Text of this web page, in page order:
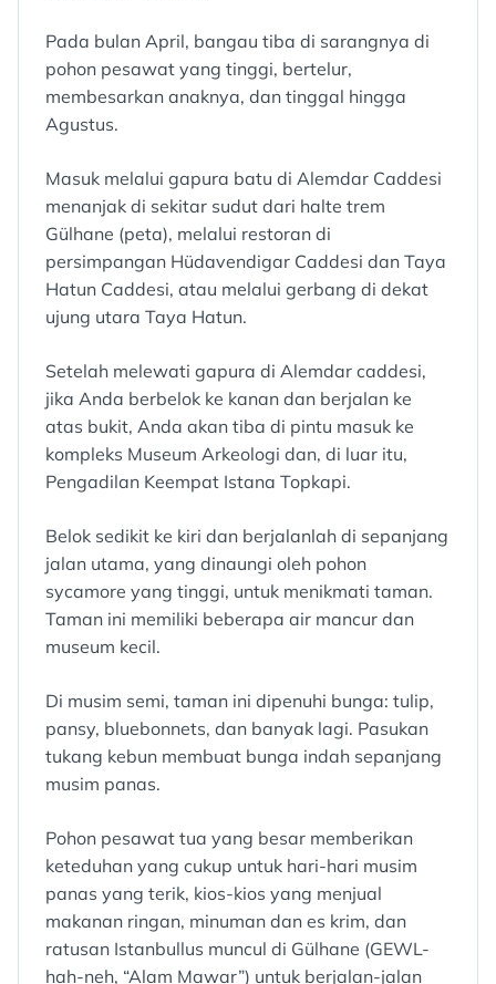
Pada bulan April, bangau tiba di sarangnya di
pohon pesawat yang tinggi, bertelur,
membesarkan anaknya, dan tinggal hingga
Agustus.
Masuk melalui gapura batu di Alemdar Caddesi
menanjak di sekitar sudut dari halte trem
Gülhane (peta), melalui restoran di
persimpangan Hüdavendigar Caddesi dan Taya
Hatun Caddesi, atau melalui gerbang di dekat
ujung utara Taya Hatun.
Setelah melewati gapura di Alemdar caddesi,
jika Anda berbelok ke kanan dan berjalan ke
atas bukit, Anda akan tiba di pintu masuk ke
kompleks Museum Arkeologi dan, di luar itu,
Pengadilan Keempat Istana Topkapi.
Belok sedikit ke kiri dan berjalanlah di sepanjang
jalan utama, yang dinaungi oleh pohon
sycamore yang tinggi, untuk menikmati taman.
Taman ini memiliki beberapa air mancur dan
museum kecil.
Di musim semi, taman ini dipenuhi bunga: tulip,
pansy, bluebonnets, dan banyak lagi. Pasukan
tukang kebun membuat bunga indah sepanjang
musim panas.
Pohon pesawat tua yang besar memberikan
keteduhan yang cukup untuk hari-hari musim
panas yang terik, kios-kios yang menjual
makanan ringan, minuman dan es krim, dan
ratusan Istanbullus muncul di Gülhane (GEWL-
hah-neh, “Alam Mawar”) untuk berjalan-jalan